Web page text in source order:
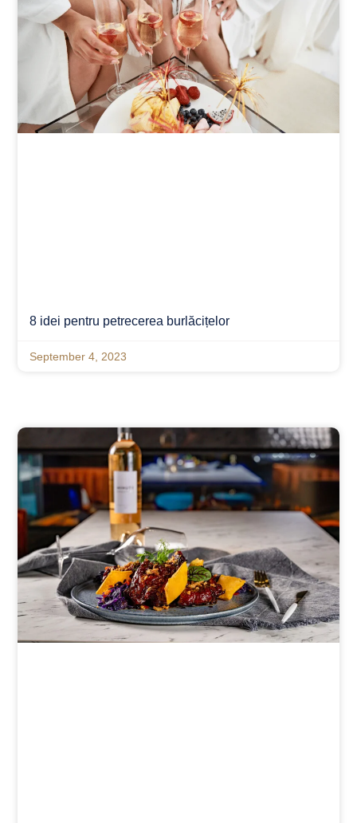
8 idei pentru petrecerea burlăcițelor
September 4, 2023